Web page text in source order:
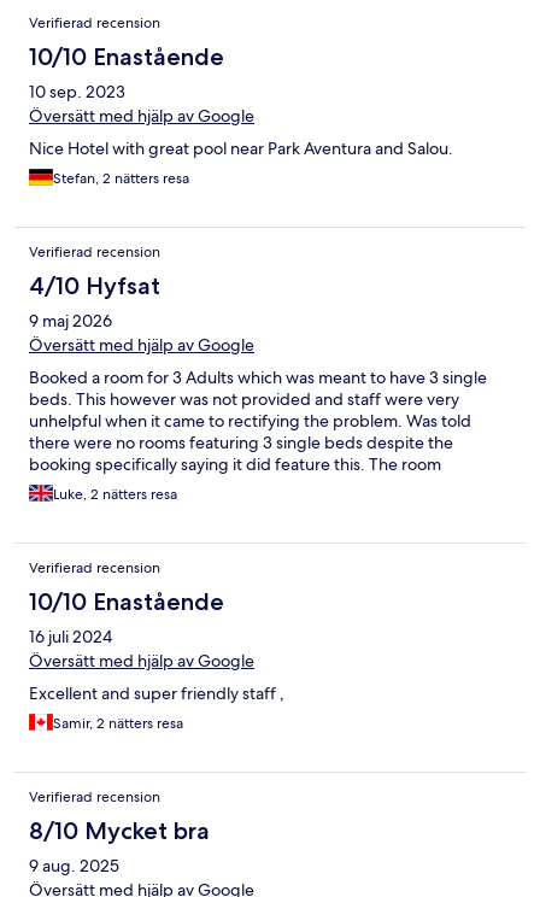
Verifierad recension
10/10 Enastående
10 sep. 2023
Översätt med hjälp av Google
Nice Hotel with great pool near Park Aventura and Salou.
Stefan, 2 nätters resa
Verifierad recension
4/10 Hyfsat
9 maj 2026
Översätt med hjälp av Google
Booked a room for 3 Adults which was meant to have 3 single
beds. This however was not provided and staff were very
unhelpful when it came to rectifying the problem. Was told
there were no rooms featuring 3 single beds despite the
booking specifically saying it did feature this. The room
consisted of a large bed which featured 2 small double frames
pushed together, however it only had 1 mattress on it, so was
provided was clearly meant for a child and not long enough for
an adult. Receptionist blamed Hotels.com for having the listing
saying 3 single beds, however surely its down to the actual
hotel/resort to put their room listings up with the correct bed
configurations, had the listing said the room featured a large
double and child pull out bed we wouldn't have booked it.
Luke, 2 nätters resa
Verifierad recension
10/10 Enastående
16 juli 2024
Översätt med hjälp av Google
Excellent and super friendly staff ,
Samir, 2 nätters resa
Verifierad recension
8/10 Mycket bra
9 aug. 2025
Översätt med hjälp av Google